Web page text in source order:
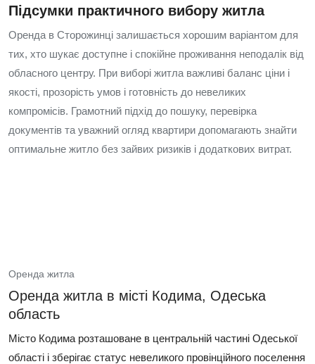
Підсумки практичного вибору житла
Оренда в Сторожинці залишається хорошим варіантом для
тих, хто шукає доступне і спокійне проживання неподалік від
обласного центру. При виборі житла важливі баланс ціни і
якості, прозорість умов і готовність до невеликих
компромісів. Грамотний підхід до пошуку, перевірка
документів та уважний огляд квартири допомагають знайти
оптимальне житло без зайвих ризиків і додаткових витрат.
Оренда житла
Оренда житла в місті Кодима, Одеська
область
Місто Кодима розташоване в центральній частині Одеської
області і зберігає статус невеликого провінційного поселення